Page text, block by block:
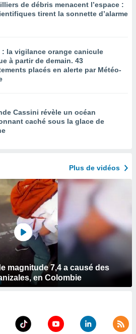
de débris menacent l’espace :
tirent la sonnette d’alarme
: la vigilance orange canicule
à partir de demain. 43
placés en alerte par Météo-
Cassini révèle un océan
caché sous la glace de
Plus de vidéos
magnitude 7,4 a causé des
en Colombie